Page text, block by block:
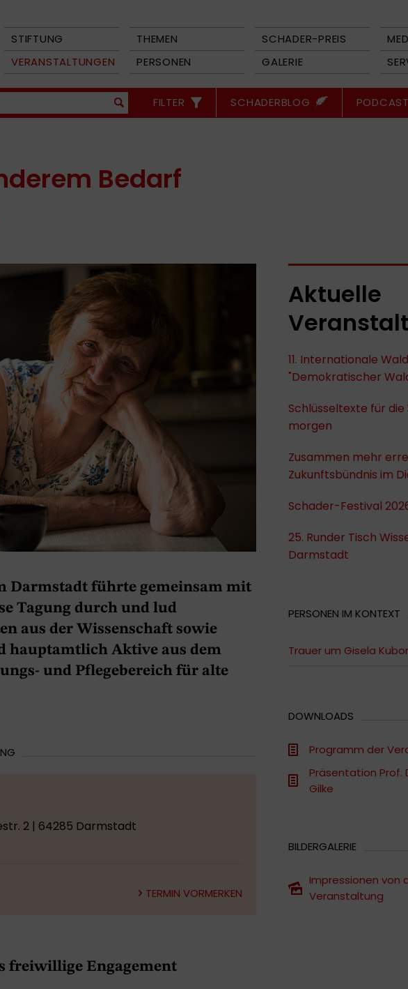
STIFTUNG THEMEN SCHADER-PREIS
VERANSTALTUNGEN
PERSONEN GALERIE
FILTER SCHADERBLOG PODCAST
Bedarf
Darmstadt führte gemeinsam mit
Tagung durch und lud
aus der Wissenschaft sowie
hauptamtlich Aktive aus dem
und Pflegebereich für alte
2 | 64285 Darmstadt
TERMIN VORMERKEN
freiwillige Engagement
Aktuelle
11. Internationale
"Demokratischer
Schlüsseltexte für
morgen
Zusammen mehr
Zukunftsbündnis im
Schader-Festival
25. Runder Tisch
Darmstadt
PERSONEN IM KONTEXT
Trauer um Gisela
DOWNLOADS
Programm der
Präsentation Prof.
Gilke
BILDERGALERIE
Impressionen von
Veranstaltung